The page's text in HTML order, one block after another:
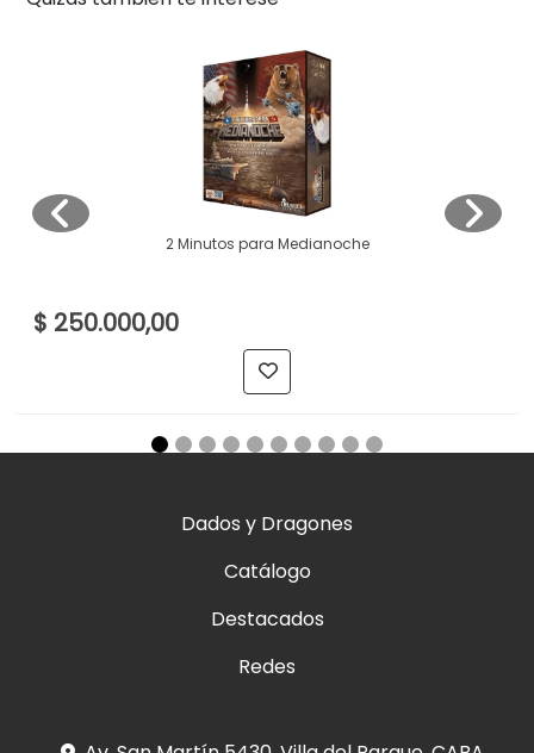
2 Minutos para Medianoche
$ 250.000,00
Dados y Dragones
Catálogo
Destacados
Redes